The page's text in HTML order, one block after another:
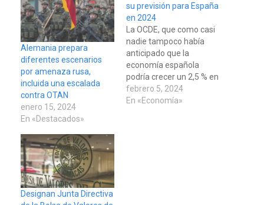
Alemania prepara
diferentes escenarios
por amenaza rusa,
incluida una escalada
contra OTAN
enero 15, 2024
En «Destacados»
su previsión para España
en 2024
La OCDE, que como casi
nadie tampoco había
anticipado que la
economía española
podría crecer un 2,5 % en
2023, ha revisado
ligeramente al alza su
febrero 5, 2024
En «Economía»
Designan Junta Directiva